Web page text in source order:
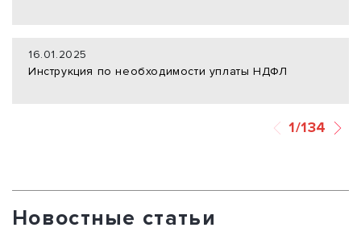
16.01.2025
Инструкция по необходимости уплаты НДФЛ
1/134
Новостные статьи